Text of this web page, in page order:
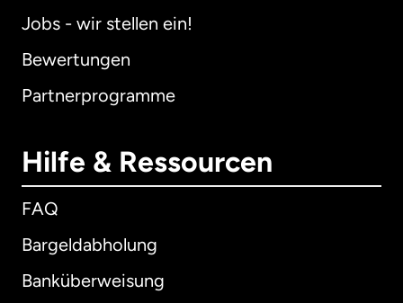
Jobs - wir stellen ein!
Bewertungen
Partnerprogramme
Hilfe & Ressourcen
FAQ
Bargeldabholung
Banküberweisung